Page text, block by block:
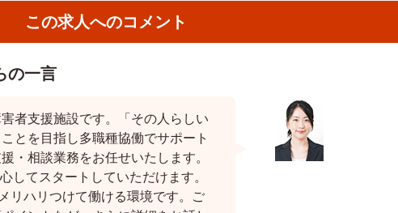
この求人へのコメント
の一言
者支援施設です。「その人らしい
とを目指し多職種協働でサポート
・相談業務をお任せいたします。
してスタートしていただけます。
リハリつけて働ける環境です。ご